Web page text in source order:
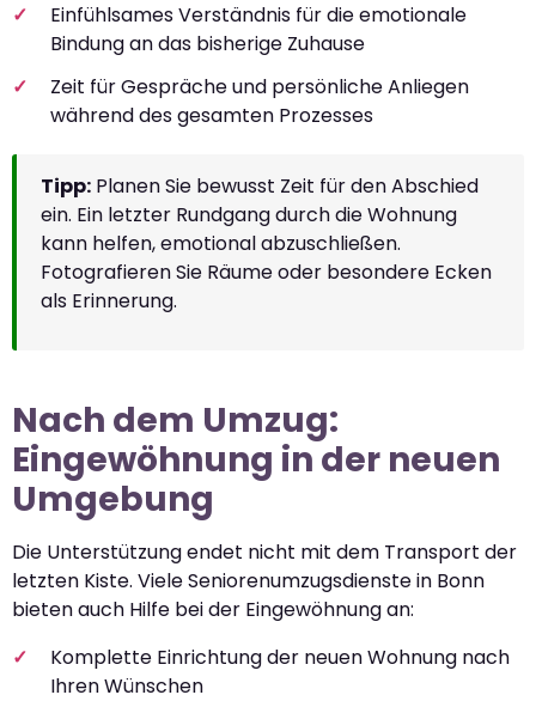
Einfühlsames Verständnis für die emotionale
Bindung an das bisherige Zuhause
Zeit für Gespräche und persönliche Anliegen
während des gesamten Prozesses
Tipp: Planen Sie bewusst Zeit für den Abschied
ein. Ein letzter Rundgang durch die Wohnung
kann helfen, emotional abzuschließen.
Fotografieren Sie Räume oder besondere Ecken
als Erinnerung.
Nach dem Umzug:
Eingewöhnung in der neuen
Umgebung
Die Unterstützung endet nicht mit dem Transport der
letzten Kiste. Viele Seniorenumzugsdienste in Bonn
bieten auch Hilfe bei der Eingewöhnung an:
Komplette Einrichtung der neuen Wohnung nach
Ihren Wünschen